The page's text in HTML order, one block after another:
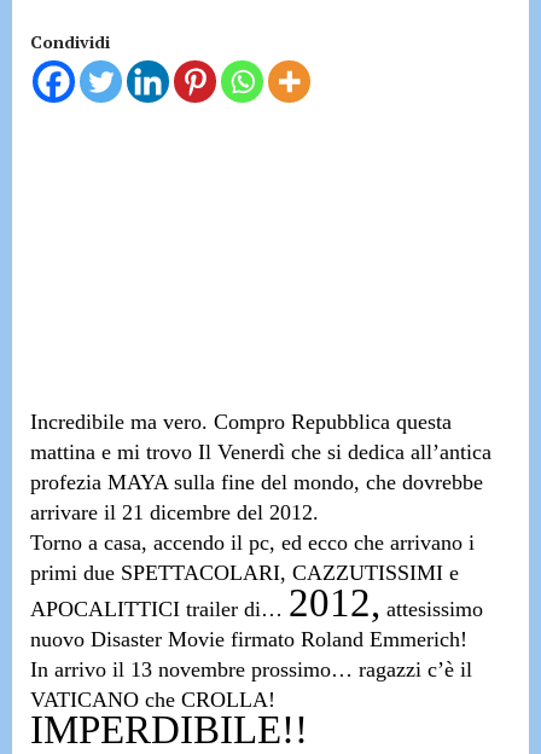
o
n
Condividi
Incredibile ma vero. Compro Repubblica questa
mattina e mi trovo Il Venerdì che si dedica all’antica
profezia MAYA sulla fine del mondo, che dovrebbe
arrivare il 21 dicembre del 2012.
Torno a casa, accendo il pc, ed ecco che arrivano i
primi due SPETTACOLARI, CAZZUTISSIMI e
APOCALITTICI trailer di… 2012, attesissimo
nuovo Disaster Movie firmato Roland Emmerich!
In arrivo il 13 novembre prossimo… ragazzi c’è il
VATICANO che CROLLA!
IMPERDIBILE!!